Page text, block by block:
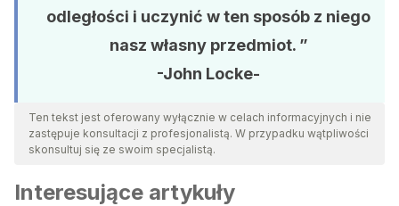
odległości i uczynić w ten sposób z niego
nasz własny przedmiot. ”
-John Locke-
Ten tekst jest oferowany wyłącznie w celach informacyjnych i nie
zastępuje konsultacji z profesjonalistą. W przypadku wątpliwości
skonsultuj się ze swoim specjalistą.
Interesujące artykuły